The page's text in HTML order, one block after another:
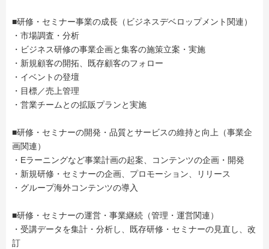
■研修・セミナー事業の成長（ビジネスデベロップメント関連）
・市場調査・分析
・ビジネス研修の事業企画と集客の施策立案・実施
・新規顧客の開拓、既存顧客のフォロー
・イベントの登壇
・目標／売上管理
・営業チームとの拡販プランと実施
■研修・セミナーの開発・品質とサービスの維持と向上（事業企
画関連）
・Eラーニングなど事業計画の起案、コンテンツの企画・開発
・新規研修・セミナーの企画、プロモーション、リリース
・グループ海外コンテンツの導入
■研修・セミナーの運営・事業継続（管理・運営関連）
・受講データを集計・分析し、既存研修・セミナーの見直し、改
訂